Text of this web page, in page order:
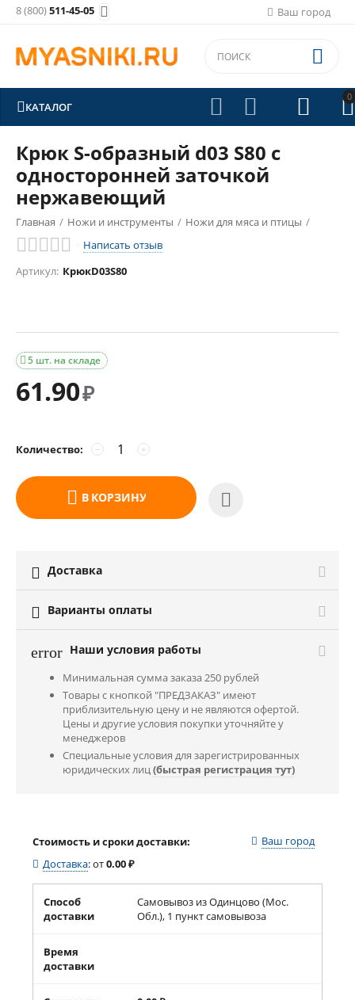
Ваш город
8 (800)511-45-05 
0


 

КАТАЛОГ
Крюк S-образный d03 S80 с
односторонней заточкой
нержавеющий
Главная / Ножи и инструменты / Ножи для мяса и птицы /
Написать отзыв
Артикул: КрюкD03S80
5 шт. на складе

61.90₽
Количество: +
−
В КОРЗИНУ
 Доставка
 Варианты оплаты
error Наши условия работы
Минимальная сумма заказа 250 рублей
Товары с кнопкой "ПРЕДЗАКАЗ" имеют
приблизительную цену и не являются офертой.
Цены и другие условия покупки уточняйте у
менеджеров
Специальные условия для зарегистрированных
юридических лиц(быстрая регистрация тут)
Стоимость и сроки доставки:
Ваш город
Доставка:от0.00 ₽
Способ
доставки
Самовывоз из Одинцово (Мос.
Обл.), 1 пункт самовывоза
Время
доставки